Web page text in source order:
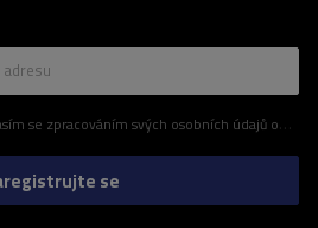
obsažených v kontaktním formuláři v souladu s nařízením Evropského parlamentu a Rady (EU)
se